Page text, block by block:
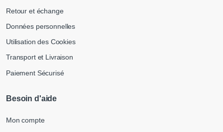
Retour et échange
Données personnelles
Utilisation des Cookies
Transport et Livraison
Paiement Sécurisé
Besoin d'aide
Mon compte